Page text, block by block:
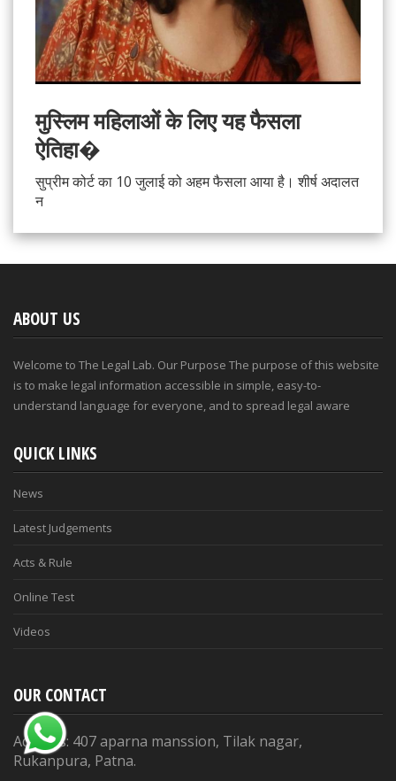
मुस्लिम महिलाओं के लिए यह फैसला
ऐतिहा�
सुप्रीम कोर्ट का 10 जुलाई को अहम फैसला आया है। शीर्ष अदालत
न
ABOUT US
Welcome to The Legal Lab. Our Purpose The purpose of this website
is to make legal information accessible in simple, easy-to-
understand language for everyone, and to spread legal aware
QUICK LINKS
News
Latest Judgements
Acts & Rule
Online Test
Videos
OUR CONTACT
Address: 407 aparna manssion, Tilak nagar,
Rukanpura, Patna.